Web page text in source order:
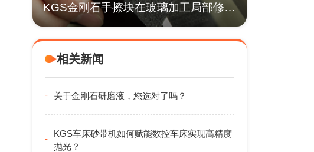
KGS金刚石手擦块在玻璃加工局部修边与返工中的应用
相关新闻
关于金刚石研磨液，您选对了吗？
KGS车床砂带机如何赋能数控车床实现高精度
抛光？